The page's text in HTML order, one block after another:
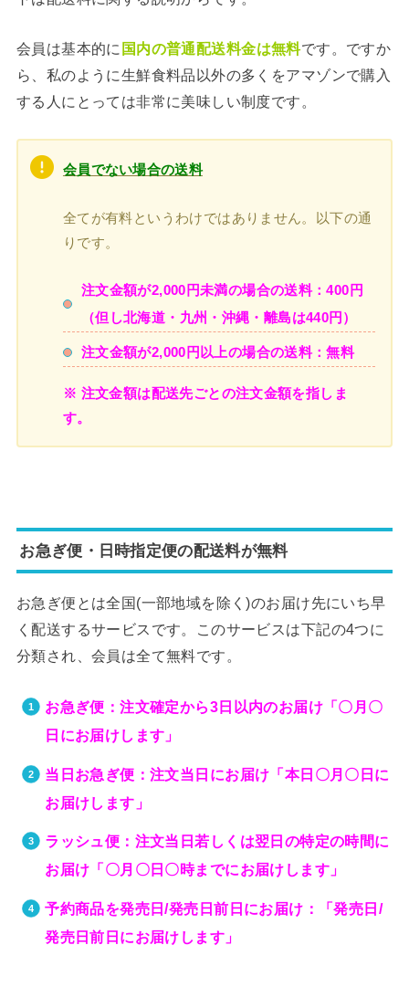
会員は基本的に 国内の普通配送料金は無料です。ですか
ら、私のように生鮮食料品以外の多くをアマゾンで購入
する人にとっては非常に美味しい制度です。
会員でない場合の送料
全てが有料というわけではありません。以下の通
りです。
注文金額が2,000円未満の場合の送料：400円
（但し北海道・九州・沖縄・離島は440円）
注文金額が2,000円以上の場合の送料：無料
※ 注文金額は配送先ごとの注文金額を指しま
す。
お急ぎ便・日時指定便の配送料が無料
お急ぎ便とは全国(一部地域を除く)のお届け先にいち早
く配送するサービスです。このサービスは下記の4つに
分類され、会員は全て無料です。
お急ぎ便：注文確定から3日以内のお届け「〇月〇
日にお届けします」
当日お急ぎ便：注文当日にお届け「本日〇月〇日に
お届けします」
ラッシュ便：注文当日若しくは翌日の特定の時間に
お届け「〇月〇日〇時までにお届けします」
予約商品を発売日/発売日前日にお届け：「発売日/
発売日前日にお届けします」